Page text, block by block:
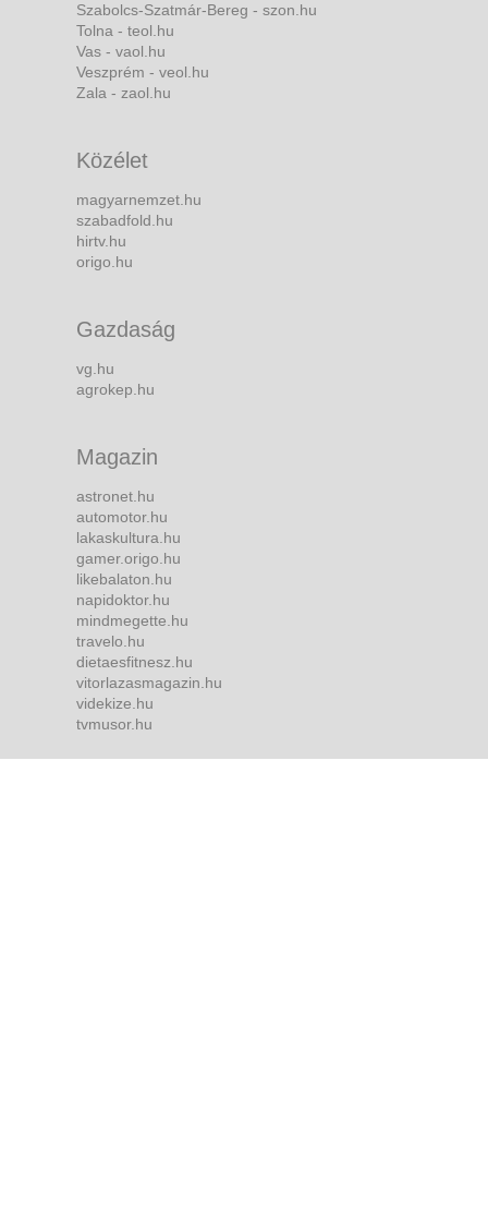
Szabolcs-Szatmár-Bereg - szon.hu
Tolna - teol.hu
Vas - vaol.hu
Veszprém - veol.hu
Zala - zaol.hu
Közélet
magyarnemzet.hu
szabadfold.hu
hirtv.hu
origo.hu
Gazdaság
vg.hu
agrokep.hu
Magazin
astronet.hu
automotor.hu
lakaskultura.hu
gamer.origo.hu
likebalaton.hu
napidoktor.hu
mindmegette.hu
travelo.hu
dietaesfitnesz.hu
vitorlazasmagazin.hu
videkize.hu
tvmusor.hu